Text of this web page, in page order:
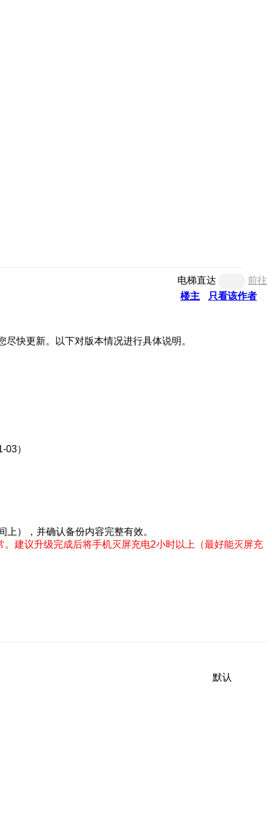
电梯直达
前往
楼主
只看该作者
快更新。以下对版本情况进行具体说明。
）
），并确认备份内容完整有效。
建议升级完成后将手机灭屏充电2小时以上（最好能灭屏充
默认